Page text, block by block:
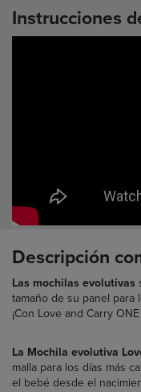
Instrucciones
Descripción
Las mochilas evolutivas
tamaño de su panel
¡Con Love and Carry
La Mochila evolutiva
malla para los días más
el bebé desde el